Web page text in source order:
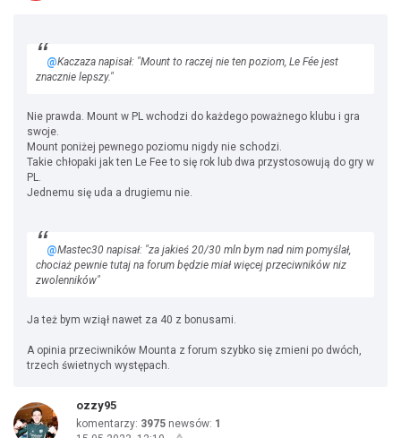
@Kaczaza napisał: "Mount to raczej nie ten poziom, Le Fée jest
znacznie lepszy."
Nie prawda. Mount w PL wchodzi do każdego poważnego klubu i gra
swoje.
Mount poniżej pewnego poziomu nigdy nie schodzi.
Takie chłopaki jak ten Le Fee to się rok lub dwa przystosowują do gry w
PL.
Jednemu się uda a drugiemu nie.
@Mastec30 napisał: "za jakieś 20/30 mln bym nad nim pomyślał,
chociaż pewnie tutaj na forum będzie miał więcej przeciwników niz
zwolenników"
Ja też bym wziął nawet za 40 z bonusami.
A opinia przeciwników Mounta z forum szybko się zmieni po dwóch,
trzech świetnych występach.
ozzy95
komentarzy: 3975 newsów: 1